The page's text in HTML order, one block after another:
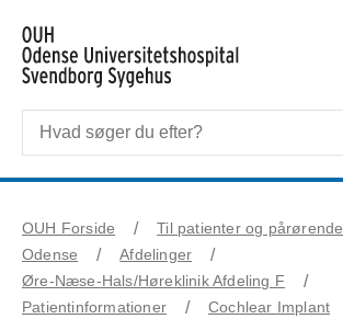
OUH Forside
Til patienter og pårørende
Odense
Afdelinger
Øre-Næse-Hals/Høreklinik Afdeling F
Patientinformationer
Cochlear Implant